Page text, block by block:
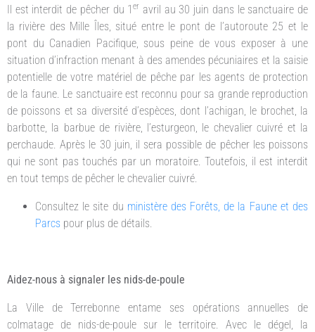
Il est interdit de pêcher du 1er avril au 30 juin dans le sanctuaire de
la rivière des Mille Îles, situé entre le pont de l’autoroute 25 et le
pont du Canadien Pacifique, sous peine de vous exposer à une
situation d’infraction menant à des amendes pécuniaires et la saisie
potentielle de votre matériel de pêche par les agents de protection
de la faune. Le sanctuaire est reconnu pour sa grande reproduction
de poissons et sa diversité d’espèces, dont l’achigan, le brochet, la
barbotte, la barbue de rivière, l’esturgeon, le chevalier cuivré et la
perchaude. Après le 30 juin, il sera possible de pêcher les poissons
qui ne sont pas touchés par un moratoire. Toutefois, il est interdit
en tout temps de pêcher le chevalier cuivré.
Consultez le site du ministère des Forêts, de la Faune et des
Parcs pour plus de détails.
Aidez-nous à signaler les nids-de-poule
La Ville de Terrebonne entame ses opérations annuelles de
colmatage de nids-de-poule sur le territoire. Avec le dégel, la